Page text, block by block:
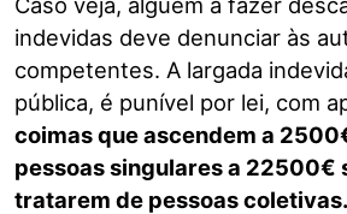
indevidas deve denunciar às
competentes. A largada
pública, é punível por lei, com
coimas que ascendem a
pessoas singulares a 22500€
tratarem de pessoas coletivas.